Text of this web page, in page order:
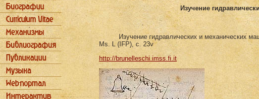
Изучение
Изучение гидравлических и механических
Ms. L (IFP), c. 23v
http://brunelleschi.imss.fi.it